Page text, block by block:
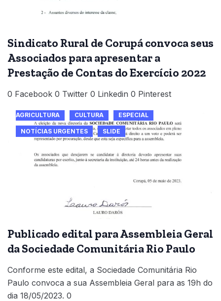
Sindicato Rural de Corupá convoca seus
Associados para apresentar a
Prestação de Contas do Exercício 2022
0 Facebook 0 Twitter 0 Linkedin 0 Pinterest
AGRICULTURA CULTURA ESPECIAL
NOTÍCIAS URGENTES SLIDE
Publicado edital para Assembleia Geral
da Sociedade Comunitária Rio Paulo
Conforme este edital, a Sociedade Comunitária Rio
Paulo convoca a sua Assembleia Geral para as 19h do
dia 18/05/2023. 0